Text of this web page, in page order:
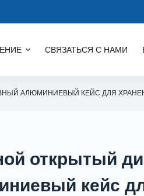
СВЯЗАТЬСЯ С НАМИ
АЛЮМИНИЕВЫЙ КЕЙС ДЛЯ
открытый
кейс